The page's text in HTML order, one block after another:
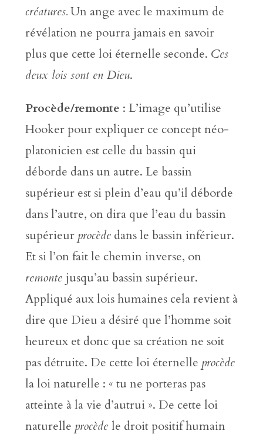
créatures.Un ange avec le maximum de
révélation ne pourra jamais en savoir
plus que cette loi éternelle seconde. Ces
deux lois sont en Dieu.
Procède/remonte : L’image qu’utilise
Hooker pour expliquer ce concept néo-
platonicien est celle du bassin qui
déborde dans un autre. Le bassin
supérieur est si plein d’eau qu’il déborde
dans l’autre, on dira que l’eau du bassin
supérieur procèdedans le bassin inférieur.
Et si l’on fait le chemin inverse, on
remonte jusqu’au bassin supérieur.
Appliqué aux lois humaines cela revient à
dire que Dieu a désiré que l’homme soit
heureux et donc que sa création ne soit
pas détruite. De cette loi éternelle procède
la loi naturelle : « tu ne porteras pas
atteinte à la vie d’autrui ». De cette loi
naturelle procède le droit positif humain